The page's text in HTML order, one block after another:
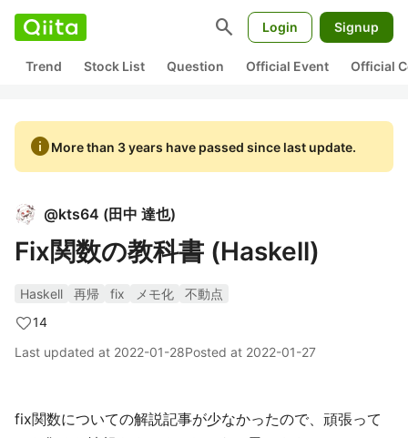
search Login Signup
Trend Stock List Question Official Event Official
infoMore than 3 years have passed since last update.
@kts64 (田中 達也)
Fix関数の教科書 (Haskell)
Haskell 再帰 fix メモ化
不動点
14
Last updated at 2022-01-28Posted at 2022-01-27
fix関数についての解説記事が少なかったので、頑張って